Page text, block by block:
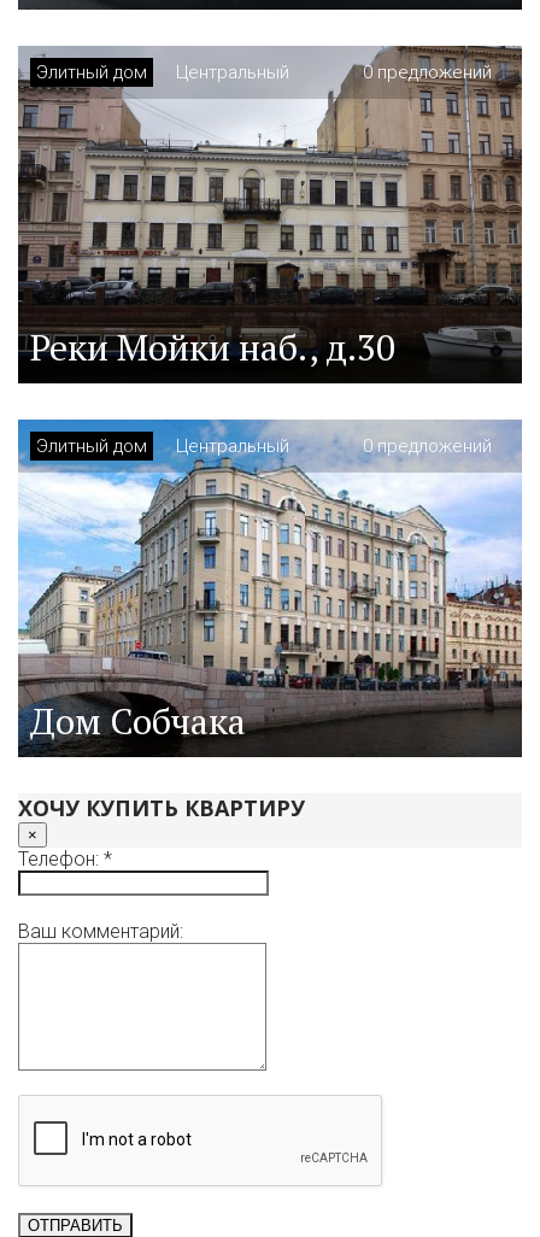
Элитный дом Центральный 0 предложений
Реки Мойки наб., д.30
Элитный дом Центральный 0 предложений
Дом Собчака
ХОЧУ КУПИТЬ КВАРТИРУ
×
Телефон: *
Ваш комментарий: